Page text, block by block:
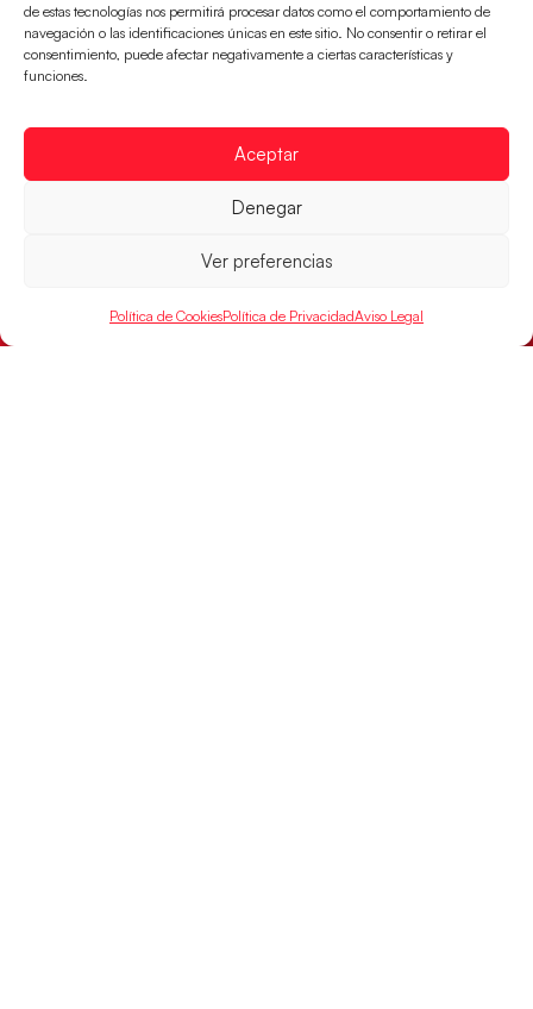
de estas tecnologías nos permitirá procesar datos como el comportamiento de
navegación o las identificaciones únicas en este sitio. No consentir o retirar el
consentimiento, puede afectar negativamente a ciertas características y
funciones.
Aceptar
Denegar
Ver preferencias
Política de CookiesPolítica de PrivacidadAviso Legal
LEER MÁS